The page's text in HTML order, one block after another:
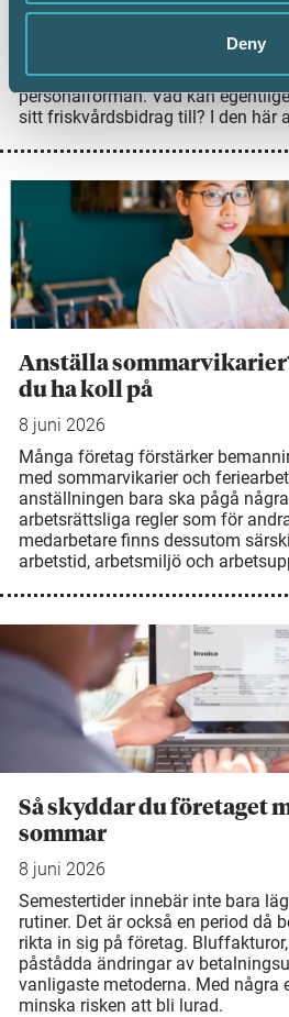
Deny
för att bidraget ska vara
Högsta förvaltningsdomstolen
anställd kunde köpa en
friskvårdsbidrag och om det
personalförmån. Vad kan
sitt friskvårdsbidrag till? I den här
Anställa
du ha koll på
8 juni 2026
Många företag förstärker
med sommarvikarier och
anställningen bara ska pågå
arbetsrättsliga regler som för
medarbetare finns dessutom
arbetstid, arbetsmiljö och
Så skyddar du företaget
sommar
8 juni 2026
Semestertider innebär inte bara
rutiner. Det är också en period då
rikta in sig på företag.
påstådda ändringar av
vanligaste metoderna. Med några
minska risken att bli lurad.